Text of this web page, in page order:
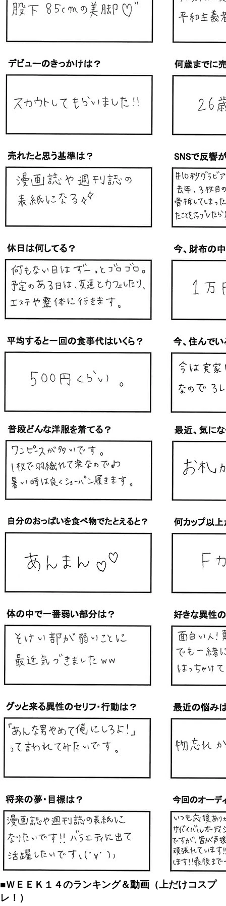
■ＷＥＥＫ１４のランキング＆動画（上だけコスプ
レ！）